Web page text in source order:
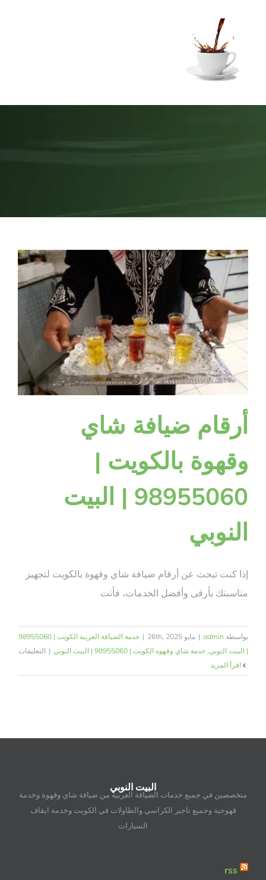
أرقام ضيافة شاي
وقهوة بالكويت |
98955060 | البيت
النوبي
إذا كنت تبحث عن أرقام ضيافة شاي وقهوة بالكويت لتجهيز
مناسبتك بأرقى وأفضل الخدمات، فأنت
بواسطة admin
| مايو 26th, 2025 |
خدمة الضيافة العربية الكويت | 98955060
| البيت النوبي, خدمة شاي وقهوه الكويت | 98955060 | البيت النوبي | التعليقات
ضيافة
البيت النوبي
متخصصين في جميع خدمات الضيافة العربية من ضيافة شاي وقهوة وخدمة
قهوجية وجميع تاجير الكراسي والطاولات في الكويت وخدمة ايقاف
السيارات
rss